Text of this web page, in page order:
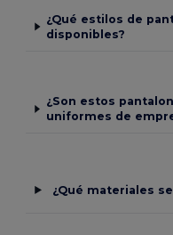
¿Qué estilos de
disponibles?
¿Son estos
uniformes de
¿Qué materiales